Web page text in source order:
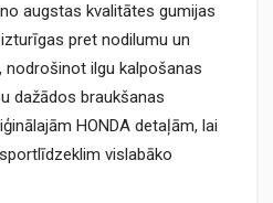
augstas kvalitātes gumijas
pret nodilumu un
nodrošinot ilgu kalpošanas
dažādos braukšanas
HONDA detaļām, lai
vislabāko